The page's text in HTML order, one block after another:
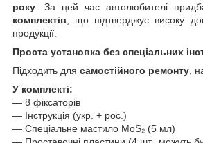
року . За цей час автолюбителі
комплектів , що підтверджує високу
продукції.
Проста установка без спеціальних
Підходить для самостійного ремонту ,
У комплекті:
— 8 фіксаторів
— Інструкція (укр. + рос.)
— Спеціальне мастило MoS₂ (5 мл)